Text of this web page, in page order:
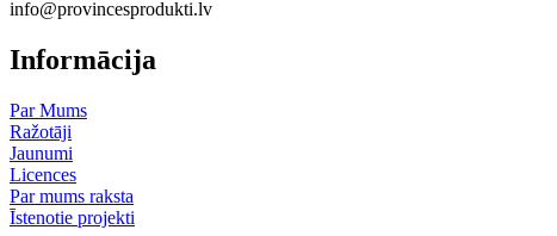
info@provincesprodukti.lv
Informācija
Par Mums
Ražotāji
Jaunumi
Licences
Par mums raksta
Īstenotie projekti